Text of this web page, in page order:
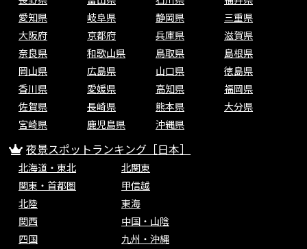
愛知県
岐阜県 静岡県
三重県
大阪府
京都府 兵庫県
滋賀県
奈良県
和歌山県 鳥取県
島根県
岡山県
広島県 山口県
徳島県
香川県
愛媛県 高知県
福岡県
佐賀県
長崎県 熊本県
大分県
宮崎県
鹿児島県 沖縄県
夜景スポットランキング［日本］
北海道・東北
北関東
関東・首都圏
甲信越
北陸
東海
関西
中国・山陰
四国
九州・沖縄